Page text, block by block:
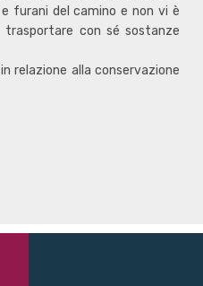
furani del camino e non vi è
trasportare con sé sostanze
relazione alla conservazione